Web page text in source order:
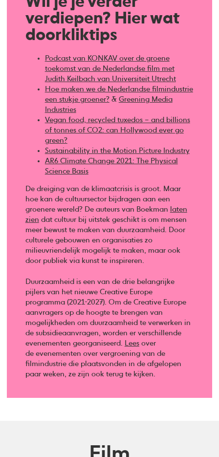
verdiepen? Hier wat
doorkliktips
Podcast van KONKAV over de groene
toekomst van de Nederlandse film met
Judith Keilbach van Universiteit Utrecht
Hoe maken we de Nederlandse filmindustrie
een stukje groener?& Greening Media
Industries
Vegan food, recycled tuxedos – and billions
of tonnes of CO2: can Hollywood ever go
green?
Sustainability in the Motion Picture Industry
AR6 Climate Change 2021: The Physical
Science Basis
De dreiging van de klimaatcrisis is groot. Maar
hoe kan de cultuursector bijdragen aan een
groenere wereld? De auteurs van Boekman laten
zien dat cultuur bij uitstek geschikt is om mensen
meer bewust te maken van duurzaamheid. Door
culturele gebouwen en organisaties zo
milieuvriendelijk mogelijk te maken, maar ook
door publiek via kunst te inspireren.
Duurzaamheid is een van de drie belangrijke
pijlers van het nieuwe Creative Europe
programma (2021-2027). Om de Creative Europe
aanvragers op de hoogte te brengen van
mogelijkheden om duurzaamheid te verwerken in
de subsidieaanvragen, worden er verschillende
evenementen georganiseerd. Leesover
de evenementen over vergroening van de
filmindustrie die plaatsvonden in de afgelopen
paar weken, ze zijn ook terug te kijken.